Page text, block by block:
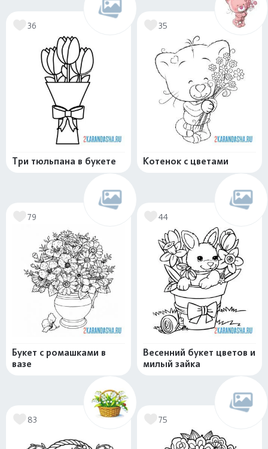
36
Три тюльпана в букете
35
Котенок с цветами
79
Букет с ромашками в
вазе
44
Весенний букет цветов и
милый зайка
83 75